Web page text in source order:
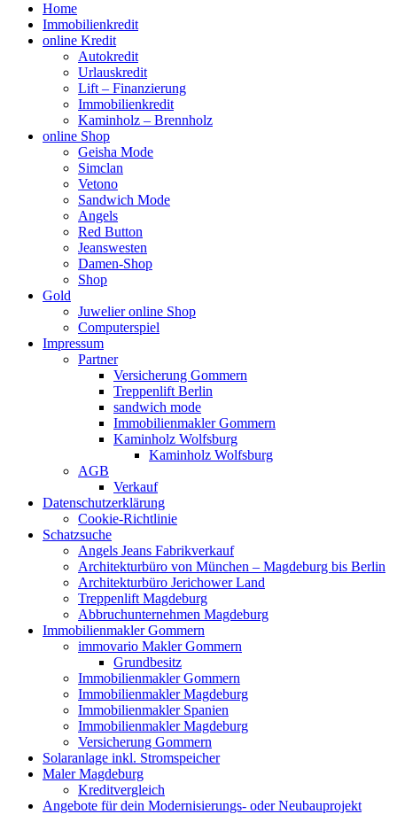
Home
Immobilienkredit
online Kredit
Autokredit
Urlauskredit
Lift – Finanzierung
Immobilienkredit
Kaminholz – Brennholz
online Shop
Geisha Mode
Simclan
Vetono
Sandwich Mode
Angels
Red Button
Jeanswesten
Damen-Shop
Shop
Gold
Juwelier online Shop
Computerspiel
Impressum
Partner
Versicherung Gommern
Treppenlift Berlin
sandwich mode
Immobilienmakler Gommern
Kaminholz Wolfsburg
Kaminholz Wolfsburg
AGB
Verkauf
Datenschutzerklärung
Cookie-Richtlinie
Schatzsuche
Angels Jeans Fabrikverkauf
Architekturbüro von München – Magdeburg bis Berlin
Architekturbüro Jerichower Land
Treppenlift Magdeburg
Abbruchunternehmen Magdeburg
Immobilienmakler Gommern
immovario Makler Gommern
Grundbesitz
Immobilienmakler Gommern
Immobilienmakler Magdeburg
Immobilienmakler Spanien
Immobilienmakler Magdeburg
Versicherung Gommern
Solaranlage inkl. Stromspeicher
Maler Magdeburg
Kreditvergleich
Angebote für dein Modernisierungs- oder Neubauprojekt